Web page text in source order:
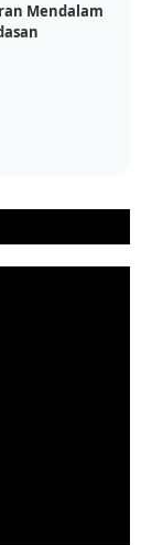
Mendalam